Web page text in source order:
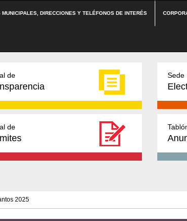
MUNICIPALES, DIRECCIONES Y TELÉFONOS DE INTERÉS
de Sede
de
2025